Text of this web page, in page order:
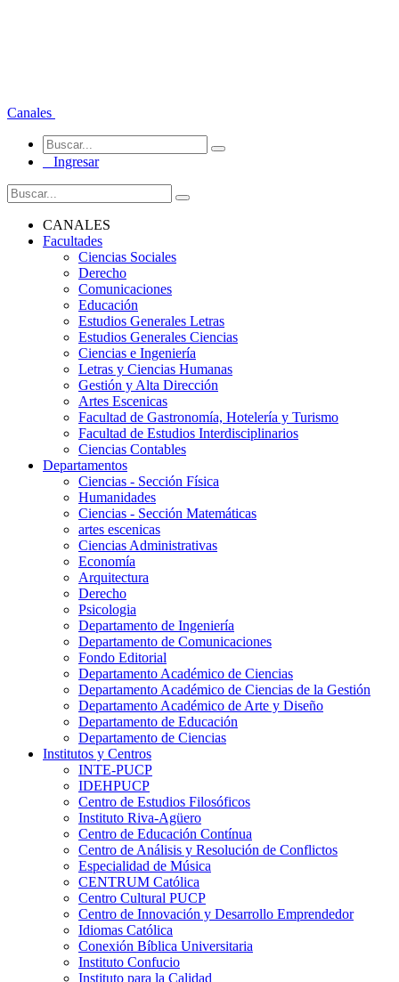
Canales
Ingresar
CANALES
Facultades
Ciencias Sociales
Derecho
Comunicaciones
Educación
Estudios Generales Letras
Estudios Generales Ciencias
Ciencias e Ingeniería
Letras y Ciencias Humanas
Gestión y Alta Dirección
Artes Escenicas
Facultad de Gastronomía, Hotelería y Turismo
Facultad de Estudios Interdisciplinarios
Ciencias Contables
Departamentos
Ciencias - Sección Física
Humanidades
Ciencias - Sección Matemáticas
artes escenicas
Ciencias Administrativas
Economía
Arquitectura
Derecho
Psicologia
Departamento de Ingeniería
Departamento de Comunicaciones
Fondo Editorial
Departamento Académico de Ciencias
Departamento Académico de Ciencias de la Gestión
Departamento Académico de Arte y Diseño
Departamento de Educación
Departamento de Ciencias
Institutos y Centros
INTE-PUCP
IDEHPUCP
Centro de Estudios Filosóficos
Instituto Riva-Agüero
Centro de Educación Contínua
Centro de Análisis y Resolución de Conflictos
Especialidad de Música
CENTRUM Católica
Centro Cultural PUCP
Centro de Innovación y Desarrollo Emprendedor
Idiomas Católica
Conexión Bíblica Universitaria
Instituto Confucio
Instituto para la Calidad